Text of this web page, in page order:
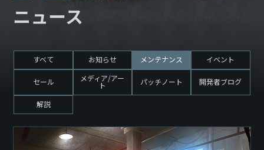
ニュース
すべて お知らせ メンテナンス イベント
セール メディア/アー
ト パッチノート 開発者ブログ
解説